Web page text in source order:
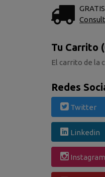
Tu Carrito
El carrito de la
Redes
Twitter
Linkedin
Instagram